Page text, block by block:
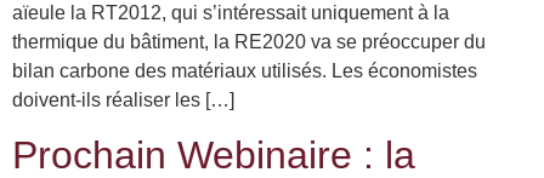
aïeule la RT2012, qui s’intéressait uniquement à la
thermique du bâtiment, la RE2020 va se préoccuper du
bilan carbone des matériaux utilisés. Les économistes
doivent-ils réaliser les […]
Prochain Webinaire : la